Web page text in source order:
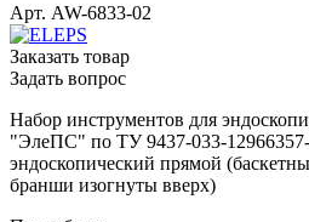
Арт. AW-6833-02
Заказать товар
Задать вопрос
Набор инструментов для
"ЭлеПС" по ТУ 9437-033-
эндоскопический прямой
бранши изогнуты вверх)